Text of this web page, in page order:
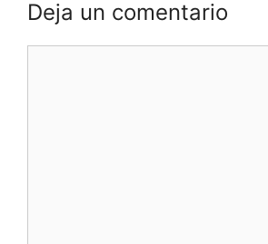
Deja un comentario